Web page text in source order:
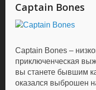
Captain Bones
Captain Bones –
приключенческая
вы станете бывшим
оказался выброшен